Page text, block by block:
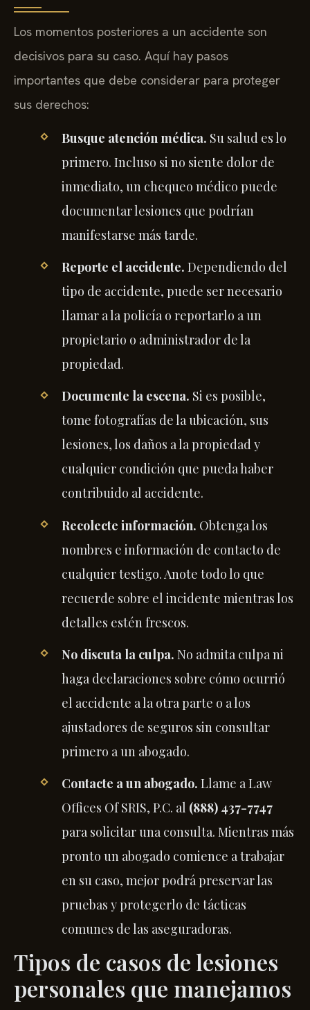
Los momentos posteriores a un accidente son
decisivos para su caso. Aquí hay pasos
importantes que debe considerar para proteger
sus derechos:
Busque atención médica. Su salud es lo
primero. Incluso si no siente dolor de
inmediato, un chequeo médico puede
documentar lesiones que podrían
manifestarse más tarde.
Reporte el accidente. Dependiendo del
tipo de accidente, puede ser necesario
llamar a la policía o reportarlo a un
propietario o administrador de la
propiedad.
Documente la escena. Si es posible,
tome fotografías de la ubicación, sus
lesiones, los daños a la propiedad y
cualquier condición que pueda haber
contribuido al accidente.
Recolecte información. Obtenga los
nombres e información de contacto de
cualquier testigo. Anote todo lo que
recuerde sobre el incidente mientras los
detalles estén frescos.
No discuta la culpa. No admita culpa ni
haga declaraciones sobre cómo ocurrió
el accidente a la otra parte o a los
ajustadores de seguros sin consultar
primero a un abogado.
Contacte a un abogado. Llame a Law
Offices Of SRIS, P.C. al (888) 437-7747
para solicitar una consulta. Mientras más
pronto un abogado comience a trabajar
en su caso, mejor podrá preservar las
pruebas y protegerlo de tácticas
comunes de las aseguradoras.
Tipos de casos de lesiones
personales que manejamos